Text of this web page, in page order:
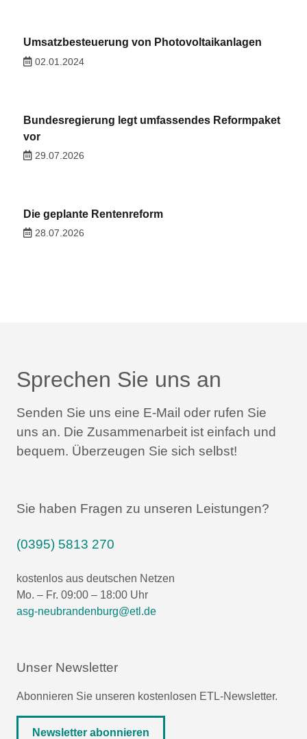
Umsatzbesteuerung von Photovoltaikanlagen
02.01.2024
Bundesregierung legt umfassendes Reformpaket
vor
29.07.2026
Die geplante Rentenreform
28.07.2026
Sprechen Sie uns an
Senden Sie uns eine E-Mail oder rufen Sie
uns an. Die Zusammenarbeit ist einfach und
bequem. Überzeugen Sie sich selbst!
Sie haben Fragen zu unseren Leistungen?
(0395) 5813 270
kostenlos aus deutschen Netzen
Mo. – Fr. 09:00 – 18:00 Uhr
asg-neubrandenburg@etl.de
Unser Newsletter
Abonnieren Sie unseren kostenlosen ETL-Newsletter.
Newsletter abonnieren